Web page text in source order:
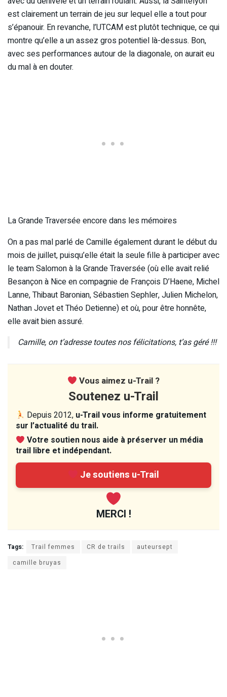
est clairement un terrain de jeu sur lequel elle a tout pour
s’épanouir. En revanche, l’UTCAM est plutôt technique, ce qui
montre qu’elle a un assez gros potentiel là-dessus. Bon,
avec ses performances autour de la diagonale, on aurait eu
du mal à en douter.
La Grande Traversée encore dans les mémoires
On a pas mal parlé de Camille également durant le début du
mois de juillet, puisqu’elle était la seule fille à participer avec
le team Salomon à la Grande Traversée (où elle avait relié
Besançon à Nice en compagnie de François D’Haene, Michel
Lanne, Thibaut Baronian, Sébastien Sephler, Julien Michelon,
Nathan Jovet et Théo Detienne) et où, pour être honnête,
elle avait bien assuré.
Camille, on t’adresse toutes nos félicitations, t’as géré !!!
Vous aimez u-Trail ?
Soutenez u-Trail
Depuis 2012, u-Trail vous informe gratuitement
sur l’actualité du trail.
Votre soutien nous aide à préserver un média
trail libre et indépendant.
Je soutiens u-Trail
MERCI !
Tags: Trail femmes CR de trails
auteursept
camille bruyas